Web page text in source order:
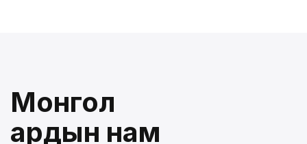
Монгол
ардын нам